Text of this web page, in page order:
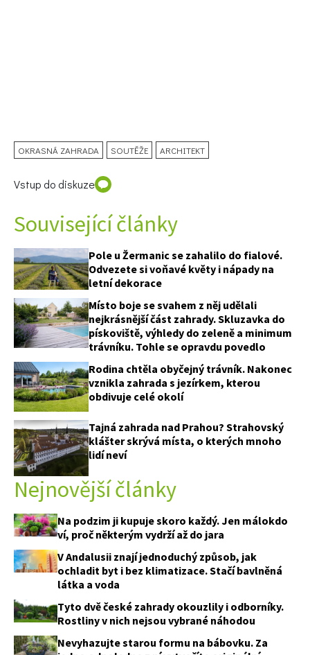
OKRASNÁ ZAHRADA SOUTĚŽE ARCHITEKT
Vstup do diskuze
Související články
Pole u Žermanic se zahalilo do fialové.
Odvezete si voňavé květy i nápady na
letní dekorace
Místo boje se svahem z něj udělali
nejkrásnější část zahrady. Skluzavka do
pískoviště, výhledy do zeleně a minimum
trávníku. Tohle se opravdu povedlo
Rodina chtěla obyčejný trávník. Nakonec
vznikla zahrada s jezírkem, kterou
obdivuje celé okolí
Tajná zahrada nad Prahou? Strahovský
klášter skrývá místa, o kterých mnoho
lidí neví
Nejnovější články
Na podzim ji kupuje skoro každý. Jen málokdo
ví, proč některým vydrží až do jara
V Andalusii znají jednoduchý způsob, jak
ochladit byt i bez klimatizace. Stačí bavlněná
látka a voda
Tyto dvě české zahrady okouzlily i odborníky.
Rostliny v nich nejsou vybrané náhodou
Nevyhazujte starou formu na bábovku. Za